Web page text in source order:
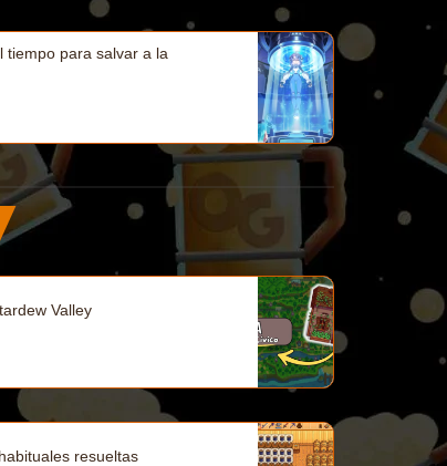
tiempo para salvar a la
Valley
resueltas